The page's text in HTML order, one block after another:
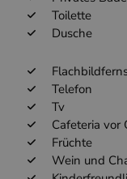
Toilette
Dusche
Telefon
Tv
Cafeteria vor
Früchte
Wein und